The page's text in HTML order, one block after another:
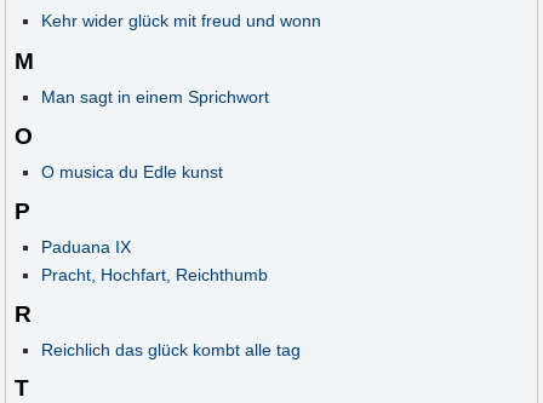
Kehr wider glück mit freud und wonn
M
Man sagt in einem Sprichwort
O
O musica du Edle kunst
P
Paduana IX
Pracht, Hochfart, Reichthumb
R
Reichlich das glück kombt alle tag
T